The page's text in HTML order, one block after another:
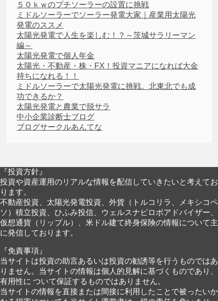
５０ｋｗのプチソーラーの設置に挑戦
ミドルソーラーでソーラー発電大家｜産業用太陽光
発電のススメ
太陽光発電で人生を楽しむ！？～茨城サラリーマン
編～
太陽光発電で個人年金
太陽光・不動産・株・FX！投資マニアになれば大金
持ちになれる！！
ミドルソーラーで太陽光発電に挑戦。北東北でも成
功できるか？
太陽光発電と農業で脱サラ
中小企業診断士ブログ
ブログサークルあんてな
『投資方針』
投資や資産運用のリアルな情報を配信していきたいと考えてお
ります。
不動産投資、太陽光発電投資、外貨（トルコリラ、メキシコペ
ソ）積立投資、ひふみ投信、ウェルスナビロボアドバイザー、
仮想通貨（リップル）、米ドル建て終身保険の情報について主
に発信しております。
『免責事項』
当サイトは投資の助言あるいは投資の勧誘等を行うものではあ
りません。当サイトの情報は個人的見解に基づくものであり、
有用性に ついて保証するものではありません。
当サイトの情報を直接または間接に利用したことで被ったいか